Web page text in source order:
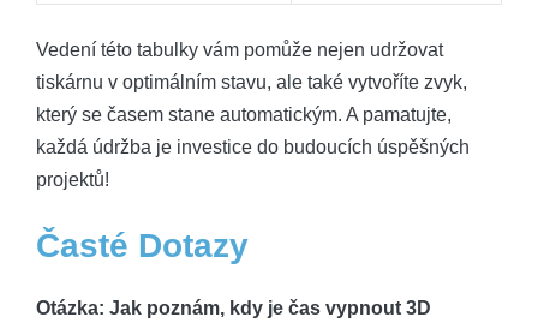
Vedení této tabulky vám pomůže nejen udržovat
tiskárnu v optimálním stavu, ale také vytvoříte zvyk,
který se časem stane automatickým. A pamatujte,
každá údržba je investice do budoucích úspěšných
projektů!
Časté Dotazy
Otázka: Jak poznám, kdy je čas vypnout 3D